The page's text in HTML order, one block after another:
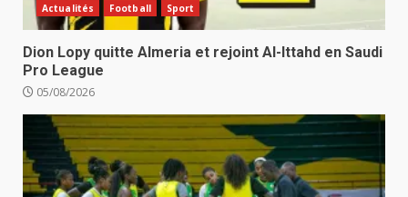
Actualités Football Sport
Dion Lopy quitte Almeria et rejoint Al-Ittahd en Saudi
Pro League
05/08/2026